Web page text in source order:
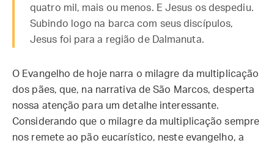
quatro mil, mais ou menos. E Jesus os despediu.
Subindo logo na barca com seus discípulos,
Jesus foi para a região de Dalmanuta.
O Evangelho de hoje narra o milagre da multiplicação
dos pães, que, na narrativa de São Marcos, desperta
nossa atenção para um detalhe interessante.
Considerando que o milagre da multiplicação sempre
nos remete ao pão eucarístico, neste evangelho, a